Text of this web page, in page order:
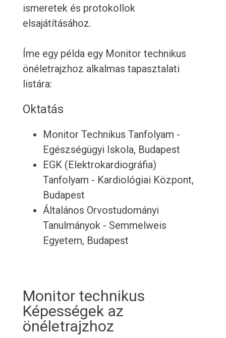
ismeretek és protokollok
elsajátításához.
Íme egy példa egy Monitor technikus
önéletrajzhoz alkalmas tapasztalati
listára:
Oktatás
Monitor Technikus Tanfolyam -
Egészségügyi Iskola, Budapest
EGK (Elektrokardiográfia)
Tanfolyam - Kardiológiai Központ,
Budapest
Általános Orvostudományi
Tanulmányok - Semmelweis
Egyetem, Budapest
Monitor technikus
Képességek az
önéletrajzhoz